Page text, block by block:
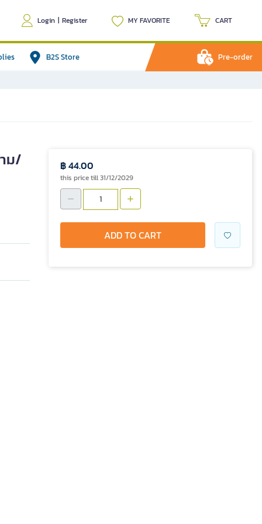
Login | Register MY FAVORITE CART
B2S Store Pre-order
ม/
฿ 44.00
this price till 31/12/2029
ADD TO CART